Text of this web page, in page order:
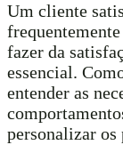
Um cliente
fazer da
essencial.
entender as
personalizar os